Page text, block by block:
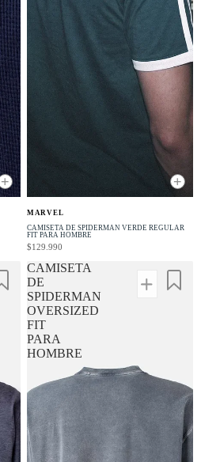
+ +
MARVEL
CAMISETA DE SPIDERMAN VERDE REGULAR
FIT PARA HOMBRE
$129.990
CAMISETA
DE
SPIDERMAN
OVERSIZED
FIT
PARA
HOMBRE